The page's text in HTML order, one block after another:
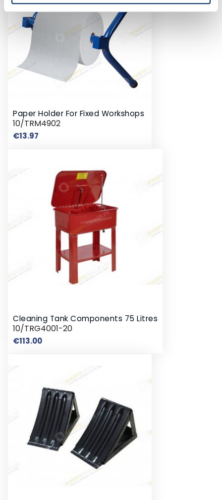
Paper Holder For Fixed Workshops
10/TRM4902
€13.97
Cleaning Tank Components 75 Litres
10/TRG4001-20
€113.00Price